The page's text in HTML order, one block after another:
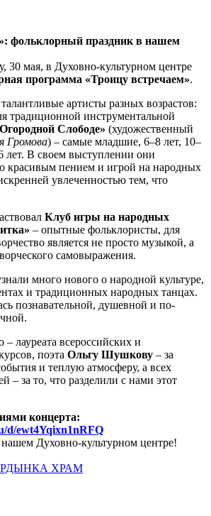
фольклорный праздник в нашем
30 мая, в Духовно-культурном центре
программа «Троицу встречаем».
артисты разных возрастов:
традиционной инструментальной
Слободе» (художественный
Громова) – самые младшие, 6–8 лет, 10–
лет. В своем выступлении они
красивым пением и игрой на народных
увлеченностью тем, что
Клуб игры на народных
– опытные фольклористы, для
является не просто музыкой, а
самовыражения.
много нового о народной культуре,
и традиционных народных танцах.
познавательной, душевной и по-
лауреата всероссийских и
поэта Ольгу Шушкову – за
и теплую атмосферу, а всех
– за то, что разделили с нами этот
концерта:
d/ewt4Yqixn1nRFQ
Духовно-культурном центре!
ХРАМ